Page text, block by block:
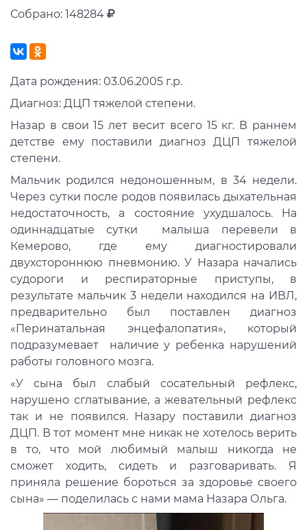
Собрано: 148284
Дата рождения: 03.06.2005 г.р.
Диагноз: ДЦП тяжелой степени.
Назар в свои 15 лет весит всего 15 кг. В раннем
детстве ему поставили диагноз ДЦП тяжелой
степени.
Мальчик родился недоношенным, в 34 недели.
Через сутки после родов появилась дыхательная
недостаточность, а состояние ухудшалось. На
одиннадцатые сутки малыша перевели в
Кемерово, где ему диагностировали
двухстороннюю пневмонию. У Назара начались
судороги и респираторные приступы, в
результате мальчик 3 недели находился на ИВЛ,
предварительно был поставлен диагноз
«Перинатальная энцефалопатия», который
подразумевает наличие у ребенка нарушений
работы головного мозга.
«У сына был слабый сосательный рефлекс,
нарушено сглатывание, а жевательный рефлекс
так и не появился. Назару поставили диагноз
ДЦП. В тот момент мне никак не хотелось верить
в то, что мой любимый малыш никогда не
сможет ходить, сидеть и разговаривать. Я
приняла решение бороться за здоровье своего
сына» — поделилась с нами мама Назара Ольга.